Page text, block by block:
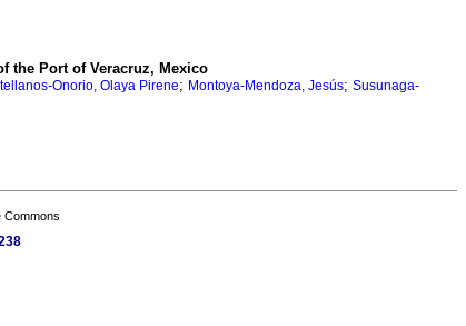
the Port of Veracruz, Mexico
Onorio, Olaya Pirene; Montoya-Mendoza, Jesús; Susunaga-
Commons